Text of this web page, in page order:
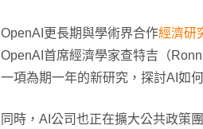
OpenAI更長期與學術界合作經濟研
OpenAI首席經濟學家查特吉（
一項為期一年的新研究，探討AI如
同時，AI公司也正在擴大公共政策